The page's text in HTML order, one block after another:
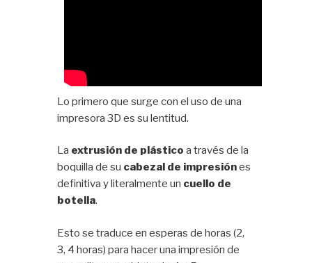
Lo primero que surge con el uso de una
impresora 3D es su lentitud.
La extrusión de plástico a través de la
boquilla de su cabezal de impresiónes
definitiva y literalmente un cuello de
botella.
Esto se traduce en esperas de horas (2,
3, 4 horas) para hacer una impresión de